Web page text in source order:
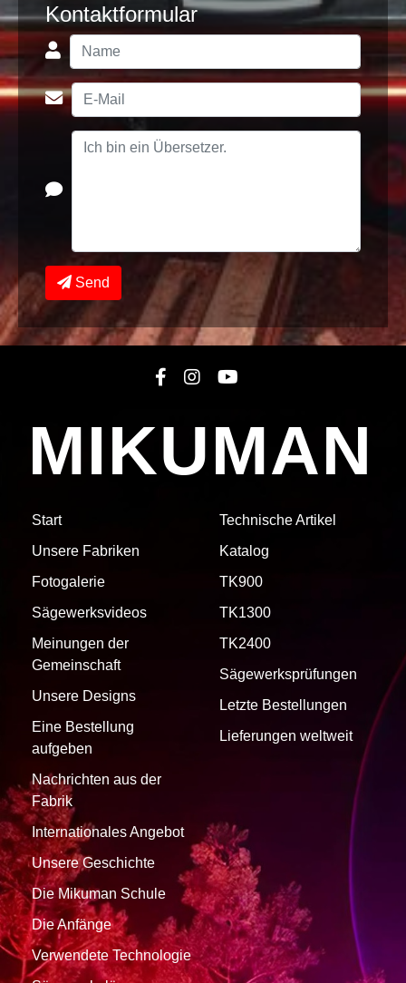
Kontaktformular
Send
MIKUMAN
Start
Unsere Fabriken
Fotogalerie
Sägewerksvideos
Meinungen der
Gemeinschaft
Unsere Designs
Eine Bestellung
aufgeben
Nachrichten aus der
Fabrik
Technische Artikel
Katalog
TK900
TK1300
TK2400
Sägewerksprüfungen
Letzte Bestellungen
Lieferungen weltweit
Internationales Angebot
Unsere Geschichte
Die Mikuman Schule
Die Anfänge
Verwendete Technologie